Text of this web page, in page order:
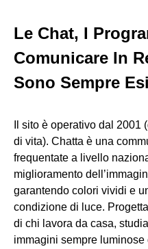
Le Chat, I
Comunicare In
Sono Sempre
Il sito è operativo dal
di vita). Chatta è una
frequentate a livello
miglioramento
garantendo colori vividi e
condizione di luce.
di chi lavora da casa,
immagini sempre luminose